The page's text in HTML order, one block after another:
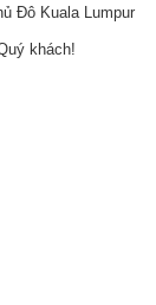
Đô Kuala Lumpur
khách!